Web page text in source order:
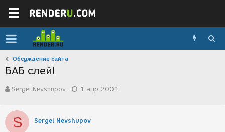
Обсуждение сайта
БАБ слей!
в
о
р
т
Sergei Nevshupov
а
с
1 апр 2001
S Sergei Nevshupov